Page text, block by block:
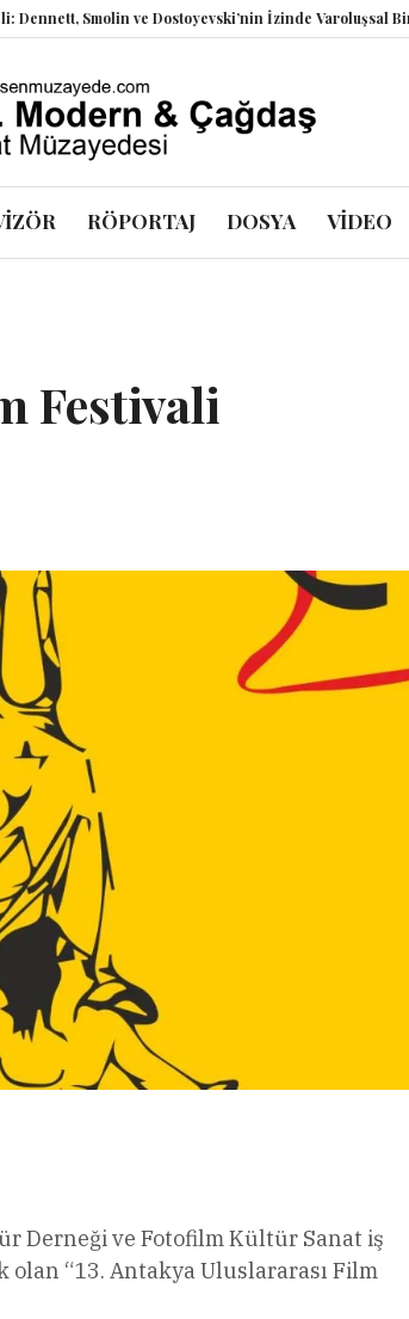
ve Dostoyevski’nin İzinde Varoluşsal Bir Sentez
RÖPORTAJ DOSYA VİDEO
Festivali
Derneği ve Fotofilm Kültür Sanat iş
“13. Antakya Uluslararası Film